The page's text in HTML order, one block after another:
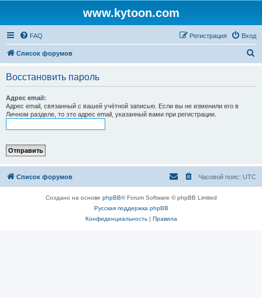
www.kytoon.com
FAQ Вход
Регистрация
Список форумов
Восстановить пароль
Адрес email:
Адрес email, связанный с вашей учётной записью. Если вы не изменили его в
Личном разделе, то это адрес email, указанный вами при регистрации.
Список форумов Часовой пояс: UTC
Создано на основе phpBB® Forum Software © phpBB Limited
Русская поддержка phpBB
Конфиденциальность| Правила